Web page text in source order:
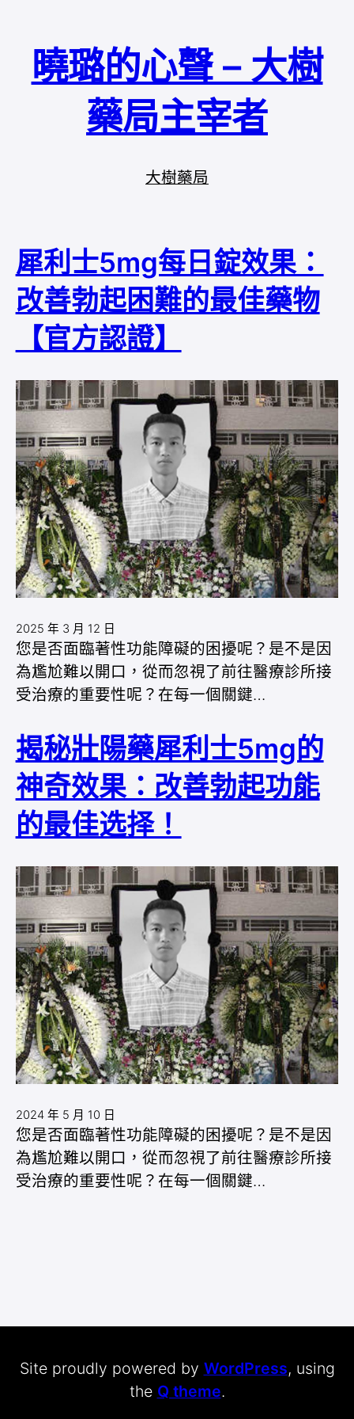
曉璐的心聲 – 大樹
藥局主宰者
大樹藥局
犀利士5mg每日錠效果：
改善勃起困難的最佳藥物
【官方認證】
2025 年 3 月 12 日
您是否面臨著性功能障礙的困擾呢？是不是因
為尷尬難以開口，從而忽視了前往醫療診所接
受治療的重要性呢？在每一個關鍵…
揭秘壯陽藥犀利士5mg的
神奇效果：改善勃起功能
的最佳选择！
2024 年 5 月 10 日
您是否面臨著性功能障礙的困擾呢？是不是因
為尷尬難以開口，從而忽視了前往醫療診所接
受治療的重要性呢？在每一個關鍵…
Site proudly powered by WordPress, using
the Q theme.